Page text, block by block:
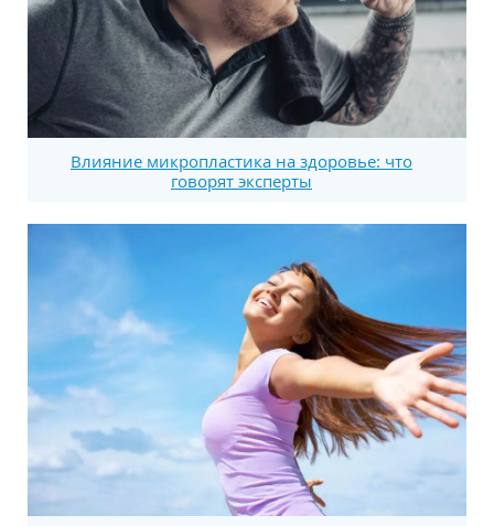
Влияние микропластика на здоровье: что
говорят эксперты